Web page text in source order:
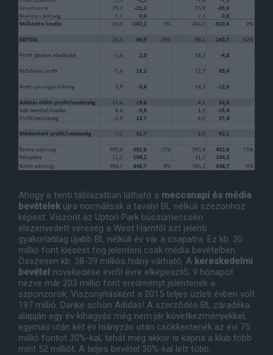
Ahogy a fenti táblázatban látható a meccsnapi és média
bevételekújra normálisak a tavalyi BL nélküli szezonhoz
képest. Viszont az Upton Park búcsúmeccsén
elszenvedett vereség a West Hamtõl azt jelenti
gyakorlatilag újabb BL nélküli év vár a csapatra. Ez kb. 30
millió font kiesést fog jelenteni csak média bevételben.
Összesen kb. 38-39 milliós hiány várható. A kereskedelmi
bevétel növekedése évrõl évre elképesztõ, 9 hónapot
nézve már 203 millió font eredményt jelentenek a
szponzorok. Viszonyításként a 2015 teljes üzleti évben volt
197 millió. Danke schön Adidas! A szerzõdés BL záradéka
alapján egy év kihagyás még nem jár következményekkel,
egymás után két év hiányzás után csökkentenék az évi 75
millió fontot 30%-kal, tehát még akkor is kapna a klub több
mint 52 milliót. A teljes bevétel 30%-kal lett több.